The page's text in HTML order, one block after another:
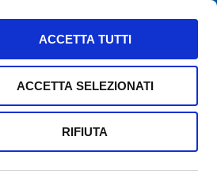
ACCETTA TUTTI
ACCETTA SELEZIONATI
RIFIUTA
PARCHEGGI CONTATTI